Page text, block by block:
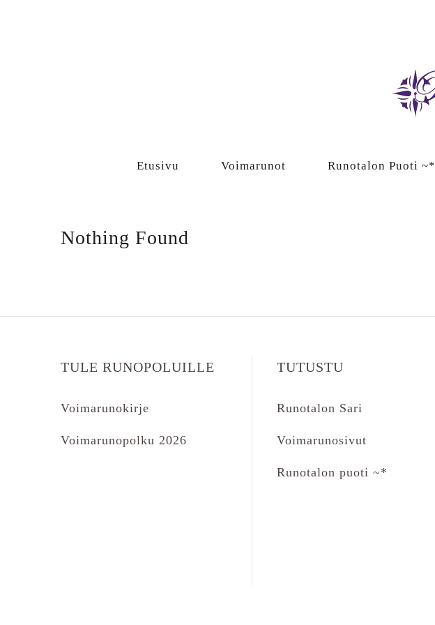
Etusivu Voimarunot Runotalon Puoti ~*
Nothing Found
TULE RUNOPOLUILLE
Voimarunokirje
Voimarunopolku 2026
TUTUSTU
Runotalon Sari
Voimarunosivut
Runotalon puoti ~*